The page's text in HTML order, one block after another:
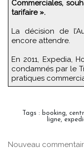
Commerciales,
tarifaire ».
La décision de
encore attendre.
En 2011, Expedia,
condamnés par le
pratiques
Tags : booking,
ligne,
Nouveau